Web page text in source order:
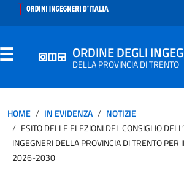
ORDINE DEGLI
DELLA PROVINCIA DI TRENTO
SEGRETERIA
HOME IN EVIDENZA
NOTIZIE
ESITO DELLE ELEZIONI DEL CONSIGLIO
INGEGNERI DELLA PROVINCIA DI TRENTO PER
2026-2030